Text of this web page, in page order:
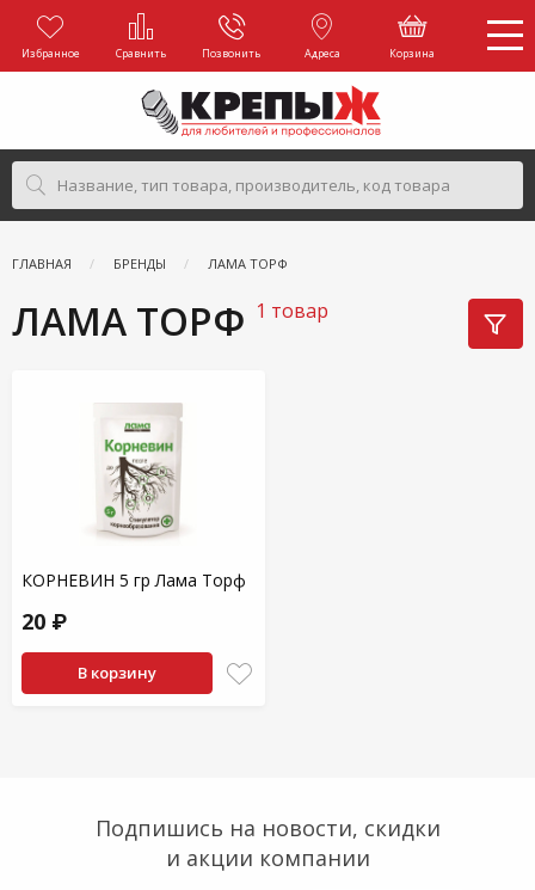
Избранное Сравнить Позвонить Адреса Корзина
ГЛАВНАЯ БРЕНДЫ ЛАМА ТОРФ
ЛАМА ТОРФ 1 товар
КОРНЕВИН 5 гр Лама Торф
20 ₽
В корзину
Подпишись на новости, скидки
и акции компании